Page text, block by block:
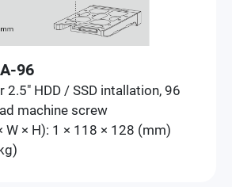
96
2.5" HDD / SSD intallation, 96
machine screw
W × H): 1 × 118 × 128 (mm)